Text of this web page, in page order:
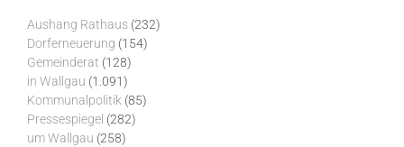
Aushang Rathaus (232)
Dorferneuerung (154)
Gemeinderat (128)
in Wallgau (1.091)
Kommunalpolitik (85)
Pressespiegel (282)
um Wallgau (258)